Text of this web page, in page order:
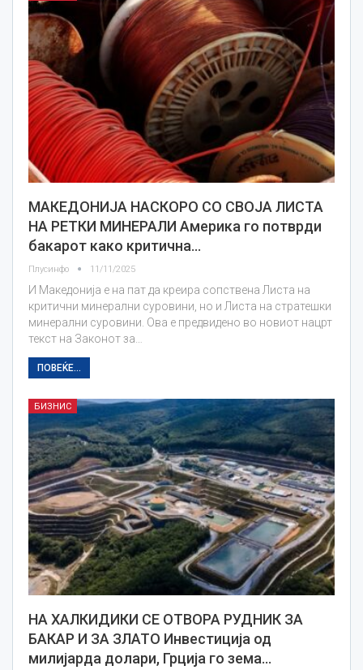
МАКЕДОНИЈА НАСКОРО СО СВОЈА ЛИСТА
НА РЕТКИ МИНЕРАЛИ Америка го потврди
бакарот како критична…
Плусинфо 11/11/2025
И Македонија е на пат да креира сопствена Листа на
критични минерални суровини, но и Листа на стратешки
минерални суровини. Ова е предвидено во новиот нацрт
текст на Законот за…
ПОВЕЌЕ...
БИЗНИС
НА ХАЛКИДИКИ СЕ ОТВОРА РУДНИК ЗА
БАКАР И ЗА ЗЛАТО Инвестиција од
милијарда долари, Грција го зема…